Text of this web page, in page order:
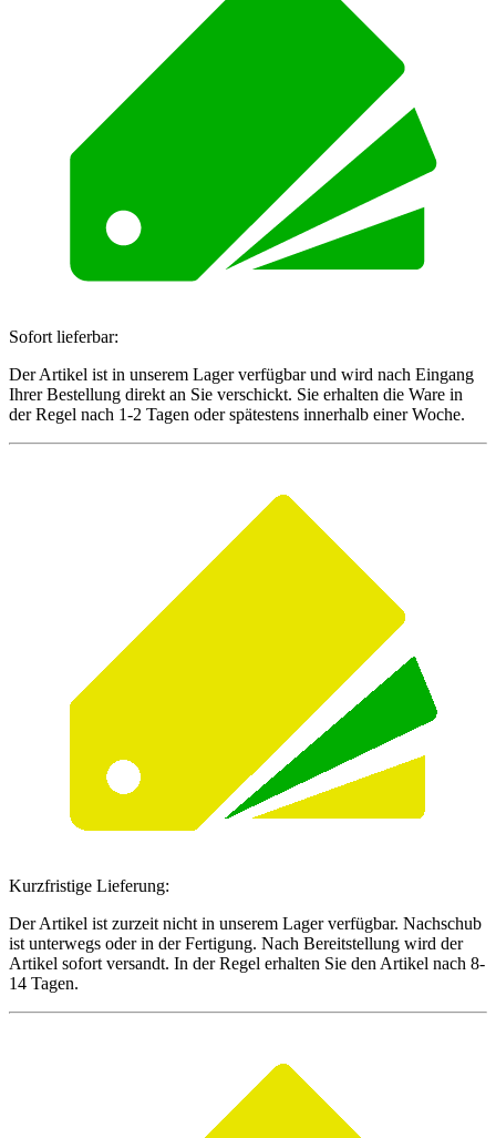
Sofort lieferbar:
Der Artikel ist in unserem Lager verfügbar und wird nach Eingang
Ihrer Bestellung direkt an Sie verschickt. Sie erhalten die Ware in
der Regel nach 1-2 Tagen oder spätestens innerhalb einer Woche.
Kurzfristige Lieferung:
Der Artikel ist zurzeit nicht in unserem Lager verfügbar. Nachschub
ist unterwegs oder in der Fertigung. Nach Bereitstellung wird der
Artikel sofort versandt. In der Regel erhalten Sie den Artikel nach 8-
14 Tagen.